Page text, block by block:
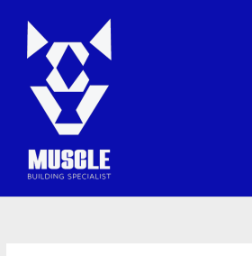
content